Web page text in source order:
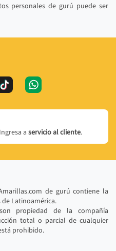
personales de gurú puede ser
aservicio al cliente.
de gurú contiene la
Latinoamérica.
propiedad de la compañía
total o parcial de cualquier
prohibido.